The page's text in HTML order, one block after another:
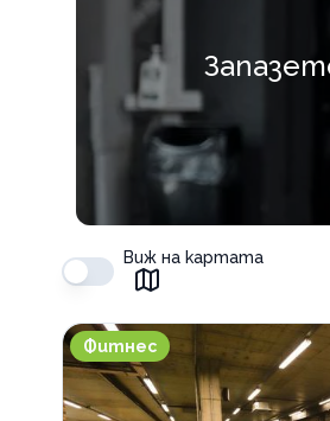
Виж на картата
Атлетик Студентски град
Фитнес